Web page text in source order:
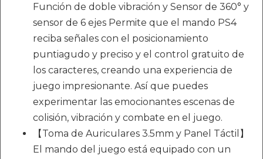
Función de doble vibración y Sensor de 360° y
sensor de 6 ejes Permite que el mando PS4
reciba señales con el posicionamiento
puntiagudo y preciso y el control gratuito de
los caracteres, creando una experiencia de
juego impresionante. Así que puedes
experimentar las emocionantes escenas de
colisión, vibración y combate en el juego.
【Toma de Auriculares 3.5mm y Panel Táctil】
El mando del juego está equipado con un